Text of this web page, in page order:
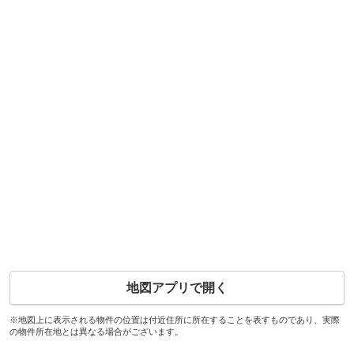
地図アプリで開く
※地図上に表示される物件の位置は付近住所に所在することを表すものであり、実際
の物件所在地とは異なる場合がございます。